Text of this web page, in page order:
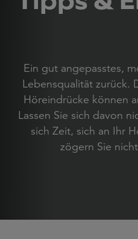
Ein gut angepasstes,
Lebensqualität zurück.
Höreindrücke können
Lassen Sie sich davon
sich Zeit, sich an Ihr
zögern Sie